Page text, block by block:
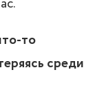
то
среди